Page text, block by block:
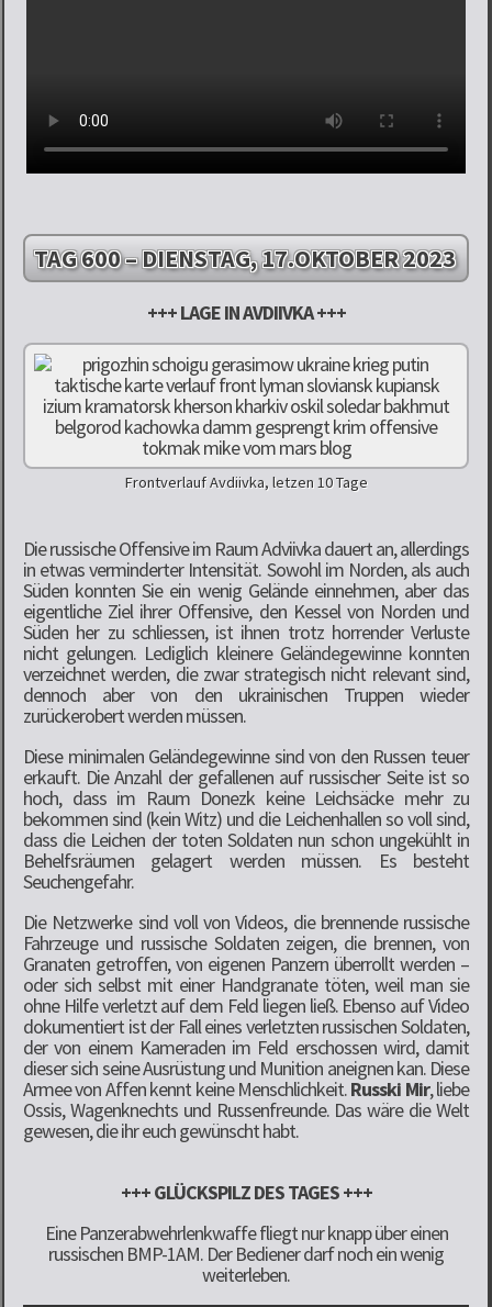
TAG 600 – DIENSTAG, 17.OKTOBER 2023
+++ LAGE IN AVDIIVKA +++
Frontverlauf Avdiivka, letzen 10 Tage
Die russische Offensive im Raum Adviivka dauert an, allerdings
in etwas verminderter Intensität. Sowohl im Norden, als auch
Süden konnten Sie ein wenig Gelände einnehmen, aber das
eigentliche Ziel ihrer Offensive, den Kessel von Norden und
Süden her zu schliessen, ist ihnen trotz horrender Verluste
nicht gelungen. Lediglich kleinere Geländegewinne konnten
verzeichnet werden, die zwar strategisch nicht relevant sind,
dennoch aber von den ukrainischen Truppen wieder
zurückerobert werden müssen.
Diese minimalen Geländegewinne sind von den Russen teuer
erkauft. Die Anzahl der gefallenen auf russischer Seite ist so
hoch, dass im Raum Donezk keine Leichsäcke mehr zu
bekommen sind (kein Witz) und die Leichenhallen so voll sind,
dass die Leichen der toten Soldaten nun schon ungekühlt in
Behelfsräumen gelagert werden müssen. Es besteht
Seuchengefahr.
Die Netzwerke sind voll von Videos, die brennende russische
Fahrzeuge und russische Soldaten zeigen, die brennen, von
Granaten getroffen, von eigenen Panzern überrollt werden –
oder sich selbst mit einer Handgranate töten, weil man sie
ohne Hilfe verletzt auf dem Feld liegen ließ. Ebenso auf Video
dokumentiert ist der Fall eines verletzten russischen Soldaten,
der von einem Kameraden im Feld erschossen wird, damit
dieser sich seine Ausrüstung und Munition aneignen kan. Diese
Armee von Affen kennt keine Menschlichkeit.Russki Mir, liebe
Ossis, Wagenknechts und Russenfreunde. Das wäre die Welt
gewesen, die ihr euch gewünscht habt.
+++ GLÜCKSPILZ DES TAGES +++
Eine Panzerabwehrlenkwaffe fliegt nur knapp über einen
russischen BMP-1AM. Der Bediener darf noch ein wenig
weiterleben.